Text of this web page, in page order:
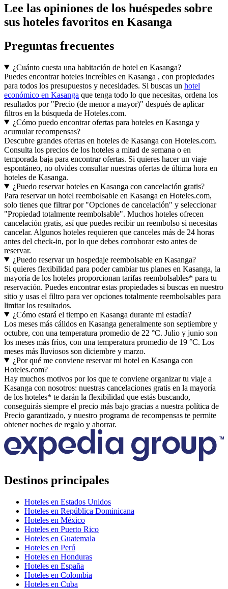
Lee las opiniones de los huéspedes sobre
sus hoteles favoritos en Kasanga
Preguntas frecuentes
¿Cuánto cuesta una habitación de hotel en Kasanga?
Puedes encontrar hoteles increíbles en Kasanga , con propiedades
para todos los presupuestos y necesidades. Si buscas un hotel
económico en Kasanga que tenga todo lo que necesitas, ordena los
resultados por "Precio (de menor a mayor)" después de aplicar
filtros en la búsqueda de Hoteles.com.
¿Cómo puedo encontrar ofertas para hoteles en Kasanga y
acumular recompensas?
Descubre grandes ofertas en hoteles de Kasanga con Hoteles.com.
Consulta los precios de los hoteles a mitad de semana o en
temporada baja para encontrar ofertas. Si quieres hacer un viaje
espontáneo, no olvides consultar nuestras ofertas de última hora en
hoteles de Kasanga.
¿Puedo reservar hoteles en Kasanga con cancelación gratis?
Para reservar un hotel reembolsable en Kasanga en Hoteles.com,
solo tienes que filtrar por "Opciones de cancelación" y seleccionar
"Propiedad totalmente reembolsable". Muchos hoteles ofrecen
cancelación gratis, así que puedes recibir un reembolso si necesitas
cancelar. Algunos hoteles requieren que canceles más de 24 horas
antes del check-in, por lo que debes corroborar esto antes de
reservar.
¿Puedo reservar un hospedaje reembolsable en Kasanga?
Si quieres flexibilidad para poder cambiar tus planes en Kasanga, la
mayoría de los hoteles proporcionan tarifas reembolsables* para tu
reservación. Puedes encontrar estas propiedades si buscas en nuestro
sitio y usas el filtro para ver opciones totalmente reembolsables para
limitar los resultados.
¿Cómo estará el tiempo en Kasanga durante mi estadía?
Los meses más cálidos en Kasanga generalmente son septiembre y
octubre, con una temperatura promedio de 22 °C. Julio y junio son
los meses más fríos, con una temperatura promedio de 19 °C. Los
meses más lluviosos son diciembre y marzo.
¿Por qué me conviene reservar mi hotel en Kasanga con
Hoteles.com?
Hay muchos motivos por los que te conviene organizar tu viaje a
Kasanga con nosotros: nuestras cancelaciones gratis en la mayoría
de los hoteles* te darán la flexibilidad que estás buscando,
conseguirás siempre el precio más bajo gracias a nuestra política de
Precio garantizado, y nuestro programa de recompensas te permite
obtener noches de regalo y ahorrar.
Destinos principales
Hoteles en Estados Unidos
Hoteles en República Dominicana
Hoteles en México
Hoteles en Puerto Rico
Hoteles en Guatemala
Hoteles en Perú
Hoteles en Honduras
Hoteles en España
Hoteles en Colombia
Hoteles en Cuba